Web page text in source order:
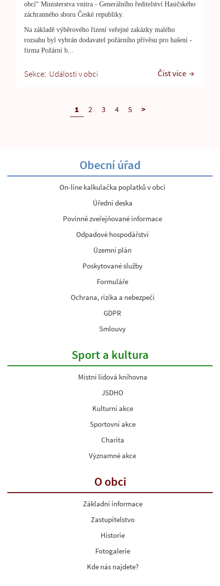
obcí“ Ministerstva vnitra - Generálního ředitelství Hasičského
záchranného sboru České republiky.
Na základě výběrového řízení veřejné zakázky malého
rozsahu byl vybrán dodavatel požárního přívěsu pro hašení -
firma Požární b...
Sekce: Události v obci Číst více
1 2 3 4 5 >
Obecní úřad
On-line kalkulačka poplatků v obci
Úřední deska
Povinně zveřejňované informace
Odpadové hospodářství
Územní plán
Poskytované služby
Formuláře
Ochrana, rizika a nebezpečí
GDPR
Smlouvy
Sport a kultura
Místní lidová knihovna
JSDHO
Kulturní akce
Sportovní akce
Charita
Významné akce
O obci
Základní informace
Zastupitelstvo
Historie
Fotogalerie
Kde nás najdete?